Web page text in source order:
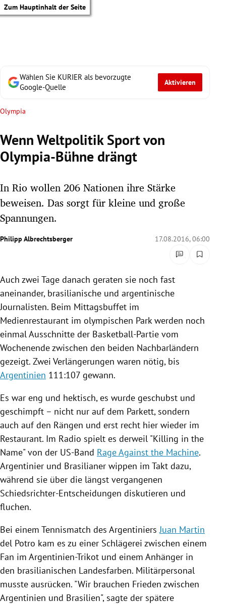
Zum Hauptinhalt der Seite
Untermenü
Untermenü
Untermenü
Untermenü
Untermenü
Untermenü
Untermenü
Untermenü
Untermenü
Wählen Sie KURIER als bevorzugte
Google-Quelle
Aktivieren
Olympia
Wenn Weltpolitik Sport von
Olympia-Bühne drängt
In Rio wollen 206 Nationen ihre Stärke
beweisen. Das sorgt für kleine und große
Spannungen.
Philipp Albrechtsberger 17.08.2016, 06:00
Auch zwei Tage danach geraten sie noch fast
aneinander, brasilianische und argentinische
Journalisten. Beim Mittagsbuffet im
Medienrestaurant im olympischen Park werden noch
einmal Ausschnitte der Basketball-Partie vom
Wochenende zwischen den beiden Nachbarländern
gezeigt. Zwei Verlängerungen waren nötig, bis
Argentinien 111:107 gewann.
Es war eng und hektisch, es wurde geschubst und
geschimpft – nicht nur auf dem Parkett, sondern
auch auf den Rängen und erst recht hier wieder im
Restaurant. Im Radio spielt es derweil "Killing in the
Name" von der US-Band Rage Against the Machine.
Argentinier und Brasilianer wippen im Takt dazu,
während sie über die längst vergangenen
Schiedsrichter-Entscheidungen diskutieren und
fluchen.
Bei einem Tennismatch des Argentiniers Juan Martin
del Potro kam es zu einer Schlägerei zwischen einem
Fan im Argentinien-Trikot und einem Anhänger in
den brasilianischen Landesfarben. Militärpersonal
musste ausrücken. "Wir brauchen Frieden zwischen
Argentinien und Brasilien", sagte der spätere